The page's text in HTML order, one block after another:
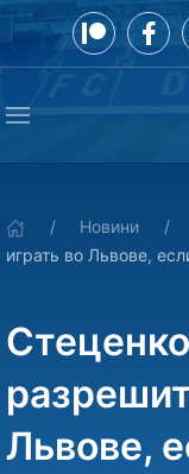
Новини
играть во Львове,
Львове,